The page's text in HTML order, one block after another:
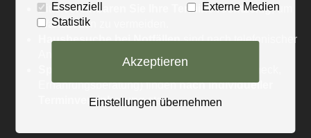
Bittevereinbaren Sie Ihre Termine rechtzeitig, um
Wartezeiten zu vermeiden.
Hausbesuche bei Notfällensind nach telefonischer
Anmeldung möglich.
Spezialsprechstunden (z. B. Gesundheitscheck,
Ernährungsberatung) findennach individueller
Terminvereinbarung statt.
Essenziell
Externe Medien
Statistik
Akzeptieren
Einstellungen übernehmen